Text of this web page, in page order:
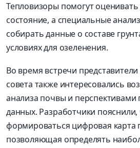
Тепловизоры помогут
состояние, а специальные
собирать данные о составе
условиях для озеленения.
Во время встречи
совета также интересовались
анализа почвы и перспективами
данных. Разработчики
формироваться цифровая карта
позволяющая определять